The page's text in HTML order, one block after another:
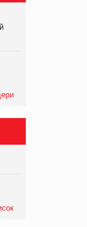
«УкраМарин»